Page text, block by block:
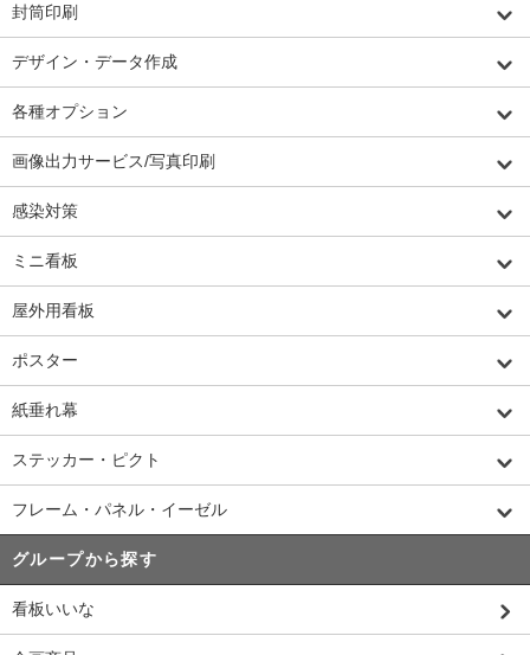
封筒印刷
デザイン・データ作成
各種オプション
画像出力サービス/写真印刷
感染対策
ミニ看板
屋外用看板
ポスター
紙垂れ幕
ステッカー・ピクト
フレーム・パネル・イーゼル
グループから探す
看板いいな